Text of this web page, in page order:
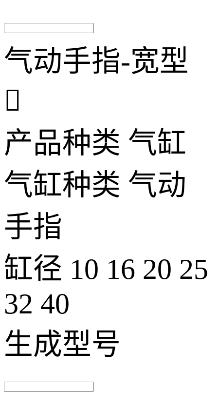
气动手指-宽型

产品种类 气缸
气缸种类 气动
手指
缸径 10 16 20 25
32 40
生成型号